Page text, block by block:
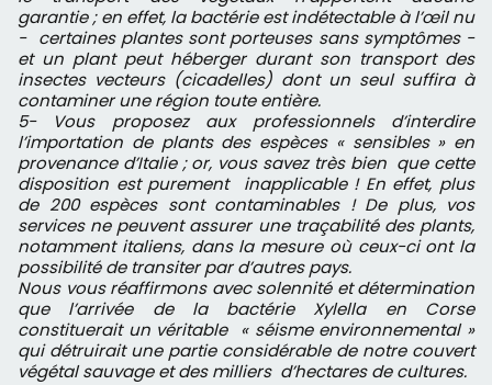
garantie ; en effet, la bactérie est indétectable à l’œil nu
- certaines plantes sont porteuses sans symptômes -
et un plant peut héberger durant son transport des
insectes vecteurs (cicadelles) dont un seul suffira à
contaminer une région toute entière.
5- Vous proposez aux professionnels d’interdire
l’importation de plants des espèces « sensibles » en
provenance d’Italie ; or, vous savez très bien que cette
disposition est purement inapplicable ! En effet, plus
de 200 espèces sont contaminables ! De plus, vos
services ne peuvent assurer une traçabilité des plants,
notamment italiens, dans la mesure où ceux-ci ont la
possibilité de transiter par d’autres pays.
Nous vous réaffirmons avec solennité et détermination
que l’arrivée de la bactérie Xylella en Corse
constituerait un véritable « séisme environnemental »
qui détruirait une partie considérable de notre couvert
végétal sauvage et des milliers d’hectares de cultures.